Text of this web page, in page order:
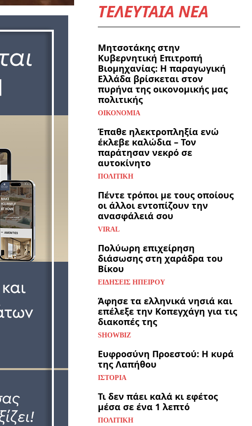
ΤΕΛΕΥΤΑΙΑ ΝΕΑ
Μητσοτάκης στην
Κυβερνητική Επιτροπή
Βιομηχανίας: Η παραγωγική
Ελλάδα βρίσκεται στον
πυρήνα της οικονομικής μας
πολιτικής
ΟΙΚΟΝΟΜΊΑ
Έπαθε ηλεκτροπληξία ενώ
έκλεβε καλώδια – Τον
παράτησαν νεκρό σε
αυτοκίνητο
ΠΟΛΙΤΙΚΉ
Πέντε τρόποι με τους οποίους
οι άλλοι εντοπίζουν την
ανασφάλειά σου
VIRAL
Πολύωρη επιχείρηση
διάσωσης στη χαράδρα του
Βίκου
ΕΙΔΉΣΕΙΣ ΗΠΕΊΡΟΥ
Άφησε τα ελληνικά νησιά και
επέλεξε την Κοπεγχάγη για τις
διακοπές της
SHOWBIZ
Ευφροσύνη Προεστού: Η κυρά
της Λαπήθου
ΙΣΤΟΡΊΑ
Τι δεν πάει καλά κι εφέτος
μέσα σε ένα 1 λεπτό
ΠΟΛΙΤΙΚΉ